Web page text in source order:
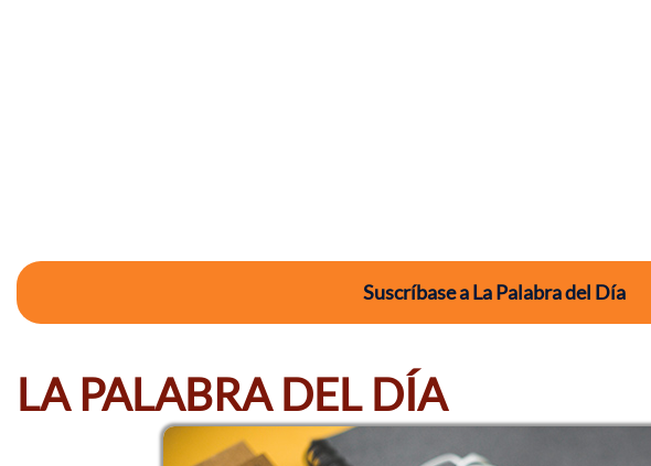
Suscríbase a La Palabra del Día
LA PALABRA DEL DÍA